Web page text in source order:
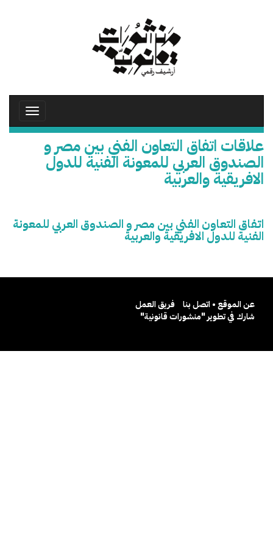
Toggle
علاقات اتفاق التعاون الفني بين مصر و
الصندوق العربي للمعونة الفنية للدول
الافريقية والعربية
اتفاق التعاون الفني بين مصر و الصندوق العربي للمعونة
الفنية للدول الافريقية والعربية
عن الموقع • اتصل بنا
فريق العمل
شارك في تطوير "منشورات قانونية"